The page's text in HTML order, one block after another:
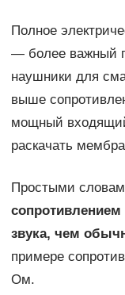
Полное
— более важный
наушники для
выше
мощный
раскачать
Простыми
звука, чем
примере
Ом.